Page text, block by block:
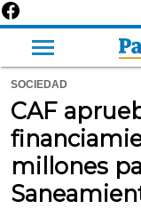
SOCIEDAD
CAF
millones